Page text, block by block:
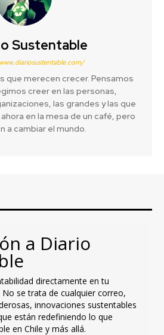
Sustentable
que merecen crecer. Pensamos
creer en las personas,
las grandes y las que
en la mesa de un café, pero
a cambiar el mundo.
a Diario
directamente en tu
se trata de cualquier correo,
innovaciones sustentables
están redefiniendo lo que
en Chile y más allá.